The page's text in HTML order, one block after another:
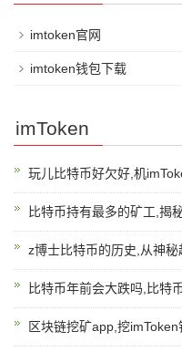
imtoken官网
imtoken钱包下载
imToken
玩儿比特币好欠好,机
比特币持有最多的矿工,揭
z博士比特币的历史,从神秘
比特币年前会大跌吗,比特
区块链挖矿app,挖